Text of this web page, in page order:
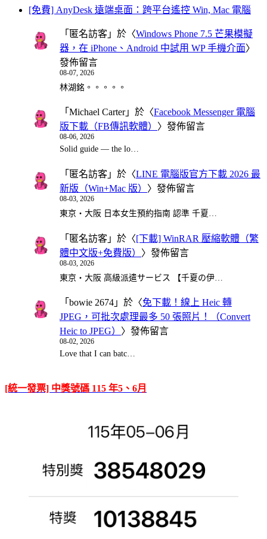
[免費] AnyDesk 遠端桌面：跨平台遙控 Win, Mac 電腦
「 匿名訪客 」於〈Windows Phone 7.5 芒果模擬
器，在 iPhone、Android 中試用 WP 手機介面〉
發佈留言
08-07, 2026
林湖銘。。。。。
「 Michael Carter」於〈Facebook Messenger 電腦
版下載（FB傳訊軟體） 〉發佈留言
08-06, 2026
Solid guide — the lo…
「 匿名訪客 」於〈LINE 電腦版官方下載 2026 最
新版（Win+Mac 版） 〉發佈留言
08-03, 2026
東京・大阪 日本女生預約指南 認準 千夏…
「 匿名訪客 」於〈[下載] WinRAR 壓縮軟體（繁
體中文版+免費版） 〉發佈留言
08-03, 2026
東京・大阪 高級派遣サービス 【千夏の伊…
「 bowie 2674 」於〈免下載！線上 Heic 轉
JPEG，可批次處理最多 50 張照片！（Convert
Heic to JPEG） 〉發佈留言
08-02, 2026
Love that I can batc…
[統一發票] 中獎號碼 115 年5、6月